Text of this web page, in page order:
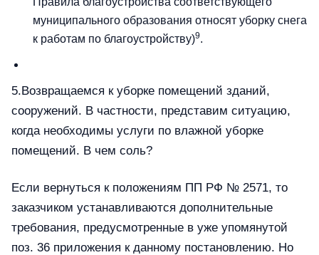
муниципального образования относят уборку снега
к работам по благоустройству)9.
5.Возвращаемся к уборке помещений зданий,
сооружений. В частности, представим ситуацию,
когда необходимы услуги по влажной уборке
помещений. В чем соль?
Если вернуться к положениям ПП РФ № 2571, то
заказчиком устанавливаются дополнительные
требования, предусмотренные в уже упомянутой
поз. 36 приложения к данному постановлению. Но